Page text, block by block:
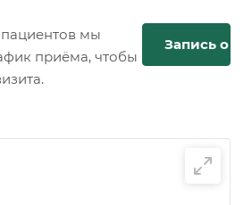
мы
приёма, чтобы
Запись